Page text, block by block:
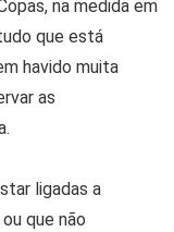
na medida em
que está
havido muita
as
ligadas a
que não